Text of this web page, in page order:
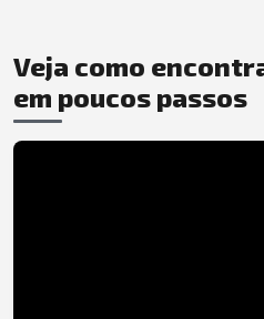
Veja como
em poucos passos